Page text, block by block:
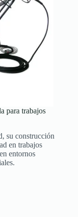
para trabajos
su construcción
en trabajos
entornos